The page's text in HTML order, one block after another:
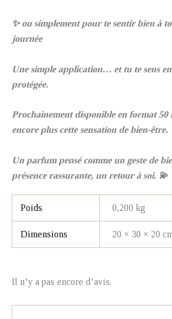
✨ ou simplement pour te sentir bien à
journée
Une simple application… et tu te sens
protégée.
Prochainement disponible en format
encore plus cette sensation de bien-être.
Un parfum pensé comme un geste de
présence rassurante, un retour à soi. 💫
Poids 0,200 kg
Dimensions 20 × 30 × 20
Il n’y a pas encore d’avis.